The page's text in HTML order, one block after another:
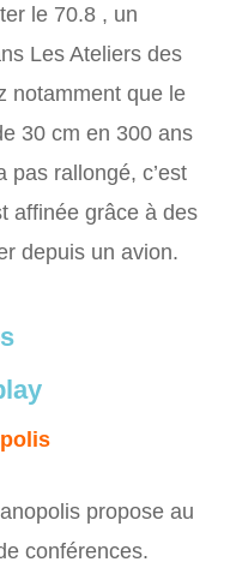
le 70.8 , un
Les Ateliers des
notamment que le
30 cm en 300 ans
pas rallongé, c’est
affinée grâce à des
depuis un avion.
propose au
conférences.